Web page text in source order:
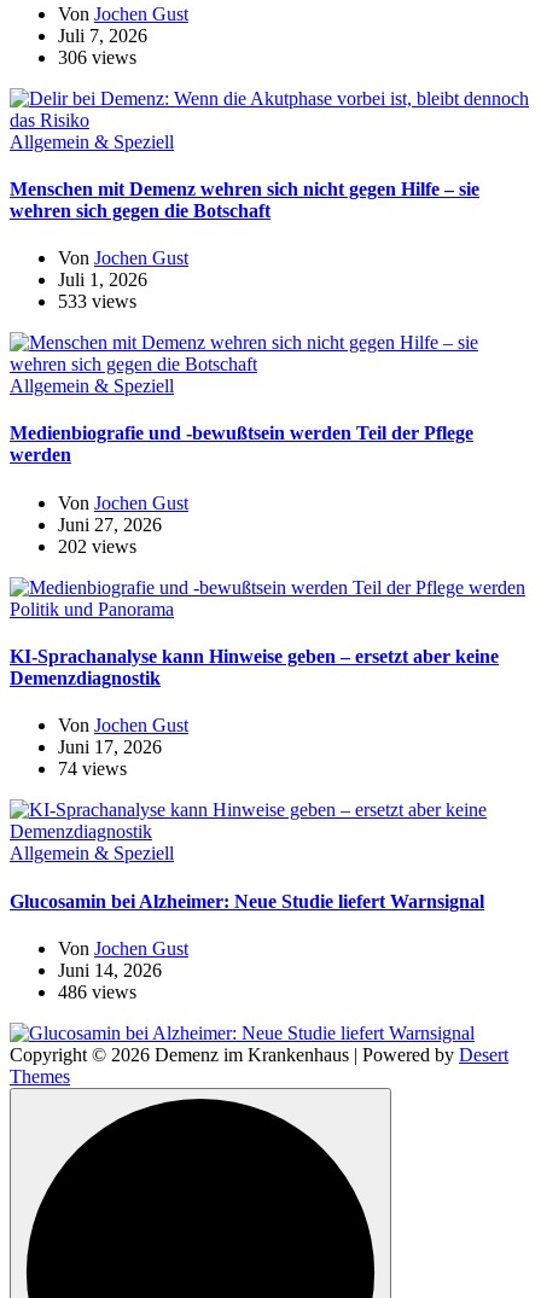
Von Jochen Gust
Juli 7, 2026
306 views
Allgemein & Speziell
Menschen mit Demenz wehren sich nicht gegen Hilfe – sie
wehren sich gegen die Botschaft
Von Jochen Gust
Juli 1, 2026
533 views
Allgemein & Speziell
Medienbiografie und -bewußtsein werden Teil der Pflege
werden
Von Jochen Gust
Juni 27, 2026
202 views
Politik und Panorama
KI-Sprachanalyse kann Hinweise geben – ersetzt aber keine
Demenzdiagnostik
Von Jochen Gust
Juni 17, 2026
74 views
Allgemein & Speziell
Glucosamin bei Alzheimer: Neue Studie liefert Warnsignal
Von Jochen Gust
Juni 14, 2026
486 views
Copyright © 2026 Demenz im Krankenhaus | Powered by Desert
Themes